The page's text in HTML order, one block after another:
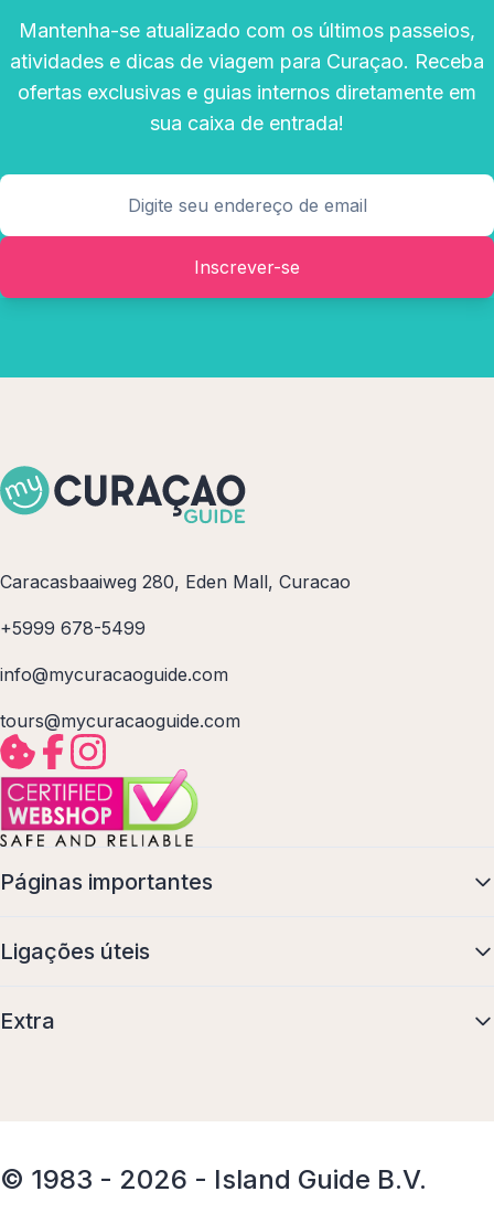
Mantenha-se atualizado com os últimos passeios,
atividades e dicas de viagem para Curaçao. Receba
ofertas exclusivas e guias internos diretamente em
sua caixa de entrada!
Inscrever-se
Caracasbaaiweg 280, Eden Mall, Curacao
+5999 678-5499
info@mycuracaoguide.com
tours@mycuracaoguide.com
Páginas importantes
Ligações úteis
Extra
© 1983 - 2026 - Island Guide B.V.